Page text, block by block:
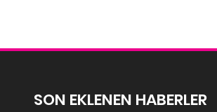
SON EKLENEN HABERLER